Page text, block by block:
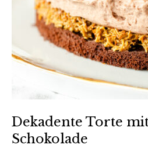
Dekadente Torte
Schokolade